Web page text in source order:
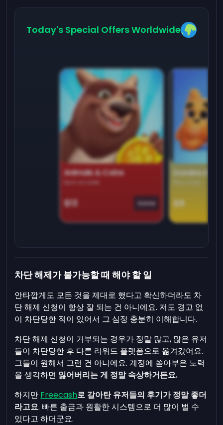
Today's Special Offers Worldwide
Animals & Coins
Earn on side
$13 Game
Domino
$9
차단 해제가 불가능할 때 해야 할 일
안타깝게도 모든 것을 제대로 했다고 확신하더라도 차
단 해제 신청이 항상 잘 되는 건 아니에요. 저도 경고 없
이 차단당한 적이 있어서 그 심정 충분히 이해합니다.
차단 해제 신청이 거부되는 경우가 정말 많고, 많은 유저
들이 차단당한 후 다른 리워드 플랫폼으로 옮겨갔어요.
그들이 원해서 그런 건 아니에요. 계정에 쏟아부은 노력
을 생각하면 잃어버리는 게 정말 속상하거든요.
하지만 Freecash로 갈아탄 유저들의 후기가 정말 좋더
라고요. 빠른 출금과 원활한 시스템으로 더 많이 벌 수
있다고 하더군요.